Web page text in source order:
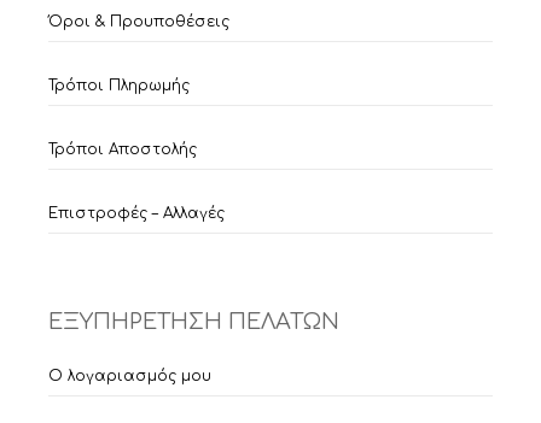
Όροι & Προυποθέσεις
Τρόποι Πληρωμής
Τρόποι Αποστολής
Επιστροφές – Αλλαγές
ΕΞΥΠΗΡΕΤΗΣΗ ΠΕΛΑΤΩΝ
Ο λογαριασμός μου